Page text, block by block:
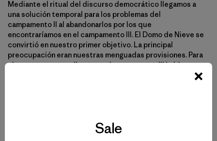
Mediante el ritual del discurso democrático llegamos a
una solución temporal para los problemas del
campamento II al abandonarlos por los que
encontraríamos en el campamento III. El Domo de Nieve se
convirtió en nuestro primer objetivo. La principal
preocupación eran nuestras menguadas provisiones. Para
el momento en que llegamos al campamento III habíamos
estado afuera por veintiún días y, mientras nuestra carga
la gran extensión de ese gélido plateau.
Sale